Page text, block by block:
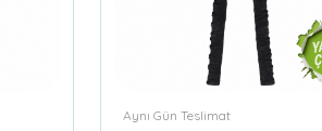
Aynı Gün Teslimat